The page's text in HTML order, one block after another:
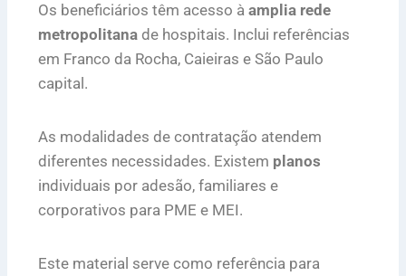
Os beneficiários têm acesso à amplia rede
metropolitana de hospitais. Inclui referências
em Franco da Rocha, Caieiras e São Paulo
capital.
As modalidades de contratação atendem
diferentes necessidades. Existem planos
individuais por adesão, familiares e
corporativos para PME e MEI.
Este material serve como referência para